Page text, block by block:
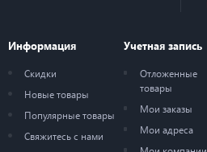
Информация
Скидки
Новые товары
Популярные товары
Свяжитесь с нами
Учетная запись
Отложенные
товары
Мои заказы
Мои адреса